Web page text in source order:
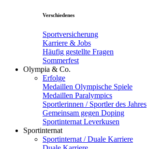
Verschiedenes
Sportversicherung
Karriere & Jobs
Häufig gestellte Fragen
Sommerfest
Olympia & Co.
Erfolge
Medaillen Olympische Spiele
Medaillen Paralympics
Sportlerinnen / Sportler des Jahres
Gemeinsam gegen Doping
Sportinternat Leverkusen
Sportinternat
Sportinternat / Duale Karriere